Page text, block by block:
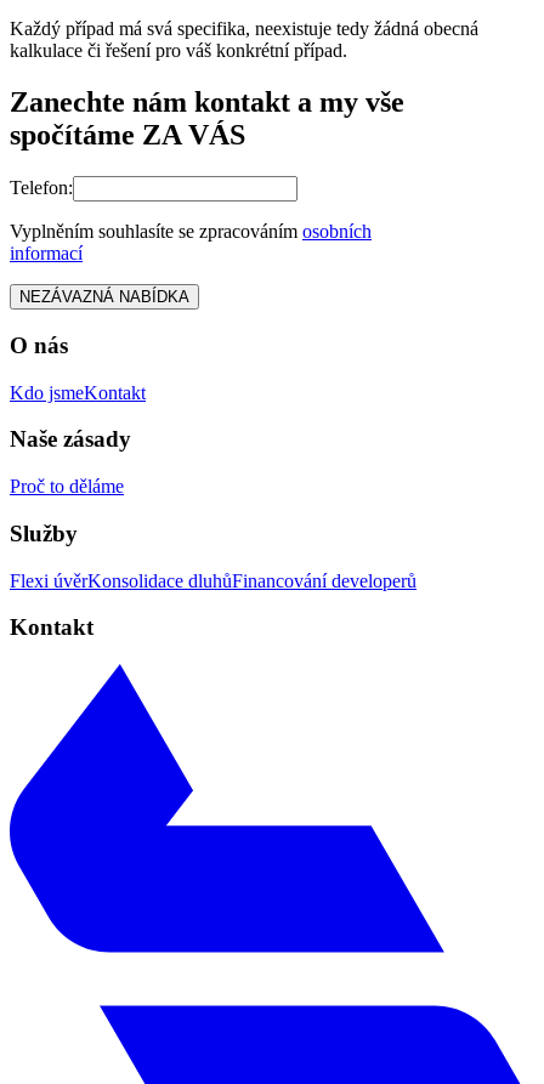
Každý případ má svá specifika, neexistuje tedy žádná obecná
kalkulace či řešení pro váš konkrétní případ.
Zanechte nám kontakt a my vše
spočítáme ZA VÁS
Telefon:
Vyplněním souhlasíte se zpracováním osobních
informací
NEZÁVAZNÁ NABÍDKA
O nás
Kdo jsmeKontakt
Naše zásady
Proč to děláme
Služby
Flexi úvěrKonsolidace dluhůFinancování developerů
Kontakt